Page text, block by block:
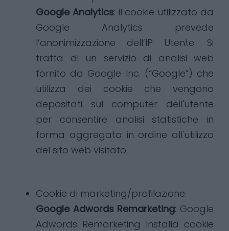
Google Analytics: il cookie utilizzato da
Google Analytics prevede
l’anonimizzazione dell’IP Utente. Si
tratta di un servizio di analisi web
fornito da Google Inc. (“Google”) che
utilizza dei cookie che vengono
depositati sul computer dell'utente
per consentire analisi statistiche in
forma aggregata in ordine all'utilizzo
del sito web visitato.
Cookie di marketing/profilazione:
Google Adwords Remarketing: Google
Adwords Remarketing installa cookie